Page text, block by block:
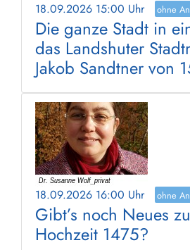
18.09.2026 15:00 Uhr ohne
Die ganze Stadt in
das Landshuter
Jakob Sandtner von
18.09.2026 16:00 Uhr ohne
Gibt’s noch Neues
Hochzeit 1475?